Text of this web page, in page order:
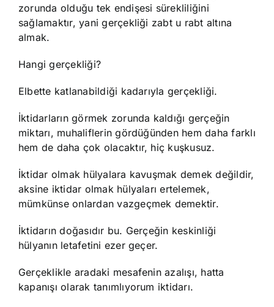
zorunda olduğu tek endişesi sürekliliğini
sağlamaktır, yani gerçekliği zabt u rabt altına
almak.
Hangi gerçekliği?
Elbette katlanabildiği kadarıyla gerçekliği.
İktidarların görmek zorunda kaldığı gerçeğin
miktarı, muhaliflerin gördüğünden hem daha farklı
hem de daha çok olacaktır, hiç kuşkusuz.
İktidar olmak hülyalara kavuşmak demek değildir,
aksine iktidar olmak hülyaları ertelemek,
mümkünse onlardan vazgeçmek demektir.
İktidarın doğasıdır bu. Gerçeğin keskinliği
hülyanın letafetini ezer geçer.
Gerçeklikle aradaki mesafenin azalışı, hatta
kapanışı olarak tanımlıyorum iktidarı.